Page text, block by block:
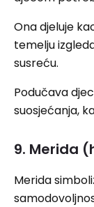
Ona djeluje
temelju
susreću.
Podučava
suosjećanja,
9. Merida
Merida